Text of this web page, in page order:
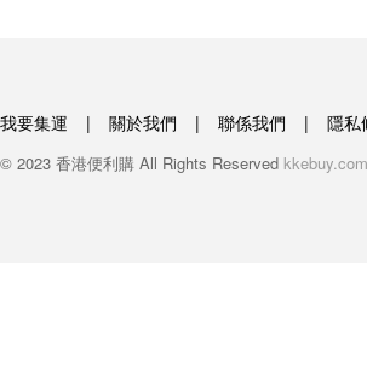
我要集運 | 關於我們 | 聯係我們 | 隱私
© 2023 香港便利購 All Rights Reserved kkebuy.com